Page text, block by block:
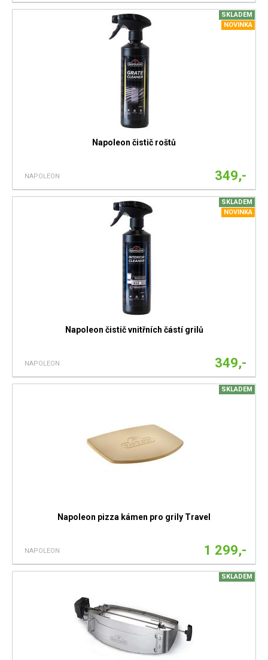
SKLADEM
NOVINKA
Napoleon čistič roštů
NAPOLEON 349,-
SKLADEM
NOVINKA
Napoleon čistič vnitřních částí grilů
NAPOLEON 349,-
SKLADEM
Napoleon pizza kámen pro grily Travel
NAPOLEON 1 299,-
SKLADEM